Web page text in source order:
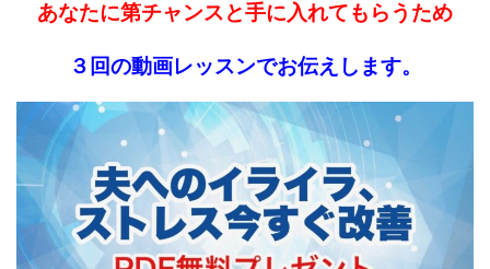
あなたに第チャンスと手に入れてもらうため
３回の動画レッスンでお伝えします。